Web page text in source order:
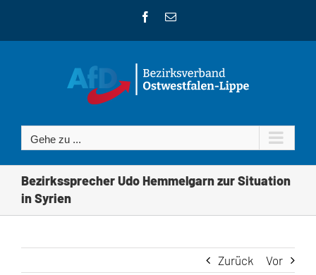
Facebook
E-
Gehe zu ...
Bezirkssprecher Udo Hemmelgarn zur Situation
in Syrien
Zurück Vor